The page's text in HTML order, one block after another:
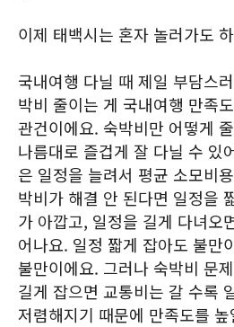
이제 태백시는 혼자 놀러가도
국내여행 다닐 때 제일 부담스
박비 줄이는 게 국내여행 만족
관건이에요. 숙박비만 어떻게
나름대로 즐겁게 잘 다닐 수 있
은 일정을 늘려서 평균 소모비
박비가 해결 안 된다면 일정을
가 아깝고, 일정을 길게 다녀오
어나요. 일정 짧게 잡아도 불만
불만이에요. 그러나 숙박비 문
길게 잡으면 교통비는 갈 수록
저렴해지기 때문에 만족도를